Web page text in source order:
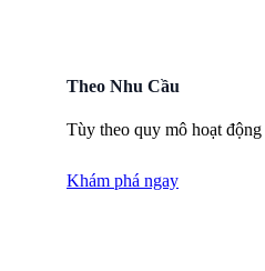
Theo Nhu Cầu
Tùy theo quy mô hoạt
Khám phá ngay